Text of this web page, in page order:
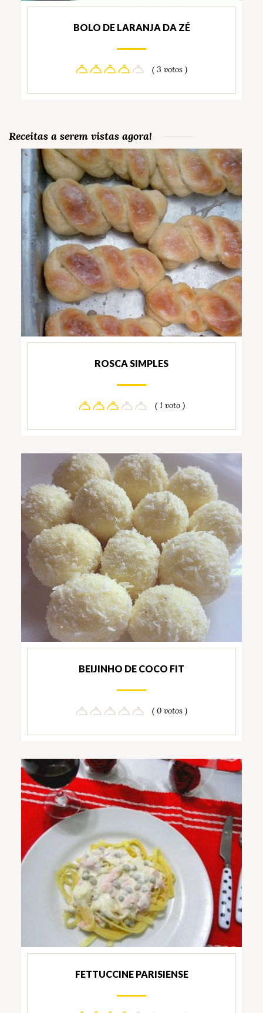
BOLO DE LARANJA DA ZÉ
( 3 votos )
Receitas a serem vistas agora!
ROSCA SIMPLES
( 1 voto )
BEIJINHO DE COCO FIT
( 0 votos )
FETTUCCINE PARISIENSE